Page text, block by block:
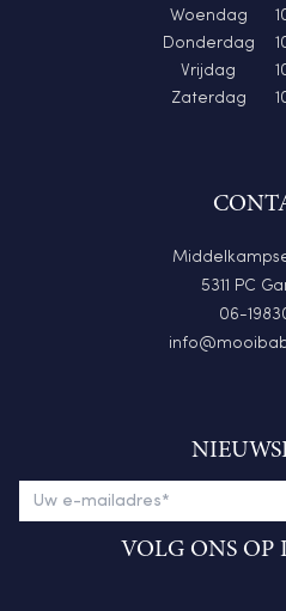
Woendag
Donderdag
Vrijdag
Zaterdag
5311 PC
06-
VOLG ONS OP